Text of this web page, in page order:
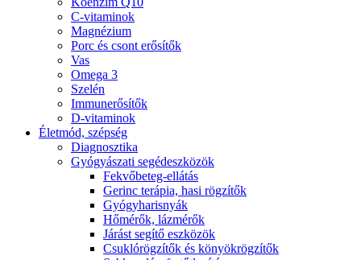
C-vitaminok
Magnézium
Porc és csont erősítők
Vas
Omega 3
Szelén
Immunerősítők
D-vitaminok
Életmód, szépség
Diagnosztika
Gyógyászati segédeszközök
Fekvőbeteg-ellátás
Gerinc terápia, hasi rögzítők
Gyógyharisnyák
Hőmérők, lázmérők
Járást segítő eszközök
Csuklórögzítők és könyökrögzítők